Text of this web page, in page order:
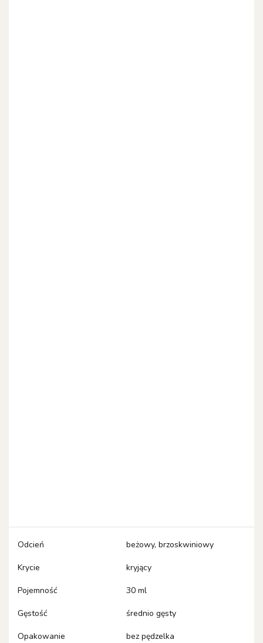
Odcień beżowy, brzoskwiniowy
Krycie kryjący
Pojemność 30 ml
Gęstość średnio gęsty
Opakowanie bez pędzelka